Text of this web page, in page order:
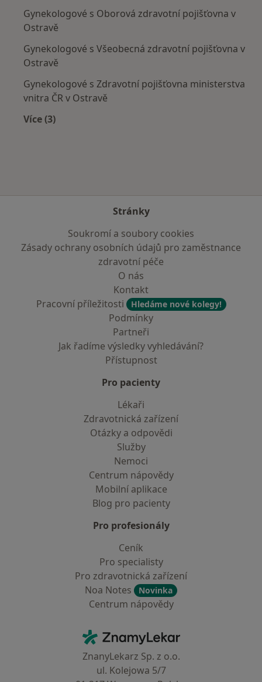
Gynekologové s Oborová zdravotní pojišťovna v
Ostravě
Gynekologové s Všeobecná zdravotní pojišťovna v
Ostravě
Gynekologové s Zdravotní pojišťovna ministerstva
vnitra ČR v Ostravě
Více (3)
Stránky
Soukromí a soubory cookies
Zásady ochrany osobních údajů pro zaměstnance
zdravotní péče
O nás
Kontakt
Pracovní příležitosti
Hledáme nové kolegy!
Podmínky
Partneři
Jak řadíme výsledky vyhledávání?
Přístupnost
Pro pacienty
Lékaři
Zdravotnická zařízení
Otázky a odpovědi
Služby
Nemoci
Centrum nápovědy
Mobilní aplikace
Blog pro pacienty
Pro profesionály
Ceník
Pro specialisty
Pro zdravotnická zařízení
Noa Notes
Novinka
Centrum nápovědy
ZnamyLekar - Hlavní stránka
ZnanyLekarz Sp. z o.o.
ul. Kolejowa 5/7